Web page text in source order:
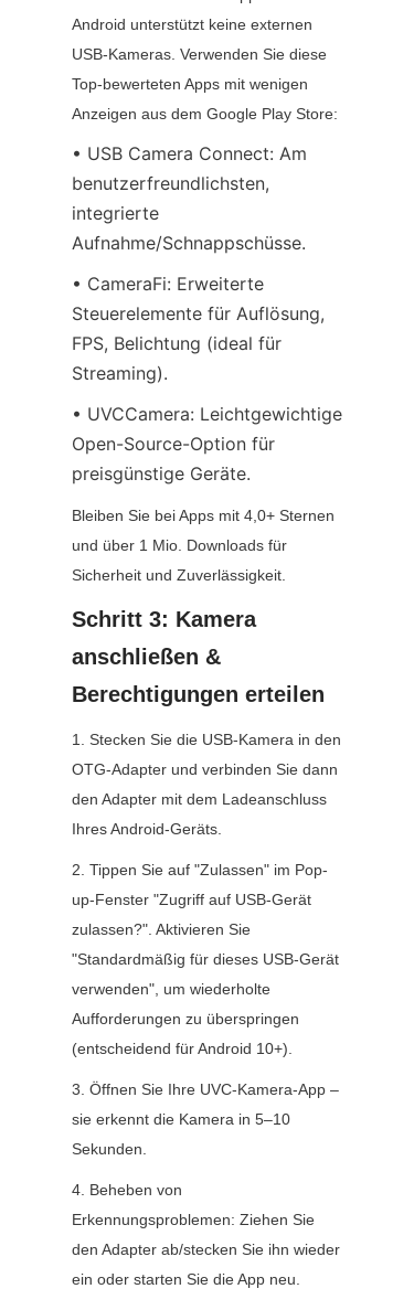
Android unterstützt keine externen
USB-Kameras. Verwenden Sie diese
Top-bewerteten Apps mit wenigen
Anzeigen aus dem Google Play Store:
• USB Camera Connect: Am
benutzerfreundlichsten,
integrierte
Aufnahme/Schnappschüsse.
• CameraFi: Erweiterte
Steuerelemente für Auflösung,
FPS, Belichtung (ideal für
Streaming).
• UVCCamera: Leichtgewichtige
Open-Source-Option für
preisgünstige Geräte.
Bleiben Sie bei Apps mit 4,0+ Sternen
und über 1 Mio. Downloads für
Sicherheit und Zuverlässigkeit.
Schritt 3: Kamera
anschließen &
Berechtigungen erteilen
1. Stecken Sie die USB-Kamera in den
OTG-Adapter und verbinden Sie dann
den Adapter mit dem Ladeanschluss
Ihres Android-Geräts.
2. Tippen Sie auf "Zulassen" im Pop-
up-Fenster "Zugriff auf USB-Gerät
zulassen?". Aktivieren Sie
"Standardmäßig für dieses USB-Gerät
verwenden", um wiederholte
Aufforderungen zu überspringen
(entscheidend für Android 10+).
3. Öffnen Sie Ihre UVC-Kamera-App –
sie erkennt die Kamera in 5–10
Sekunden.
4. Beheben von
Erkennungsproblemen: Ziehen Sie
den Adapter ab/stecken Sie ihn wieder
ein oder starten Sie die App neu.